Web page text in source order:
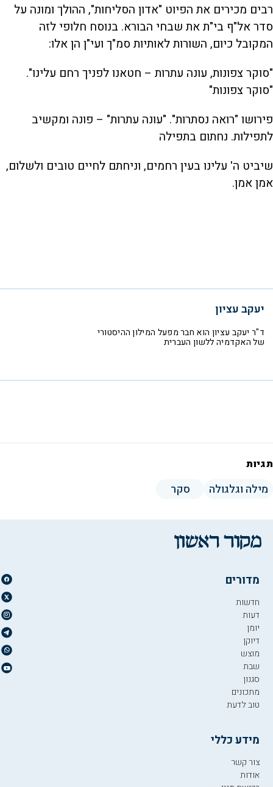
רבים מכירים את הפיוט "אדון הסליחות", ההולך ומונה על
סדר אל"ף בי"ת את שבחי הבורא. בנוסח חלופי לזה
המקובל כיום, השורות לאותיות סמ"ך ועי"ן הן אלו:
"סוקר צפונות, עונה עתרות – חטאנו לפניך רחם עלינו".
"סוקר צפונות"
פירושו "רואה נסתרות". "עונה עתרות" – פונה ומקשיב
לתפילות. נחתום בתפילה
שיביט ה' עלינו בעין רחמים, וניחתם לחיים טובים ולשלום,
אמן אמן.
יעקב עציון
ד"ר יעקב עציון הוא חבר מפעל המילון ההיסטורי
של האקדמיה ללשון העברית
תגיות
מילה וגלגולה סקר
מדורים
חדשות
דעות
יומן
דיוקן
מוצש
שבת
סגנון
מתכונים
טוב לדעת
מידע כללי
צור קשר
אודות